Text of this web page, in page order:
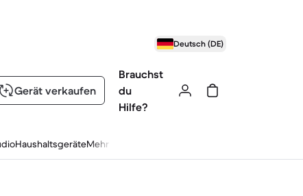
Deutsch (DE)
Gerät verkaufen
Brauchst
du
Hilfe?
HaushaltsgeräteMehr